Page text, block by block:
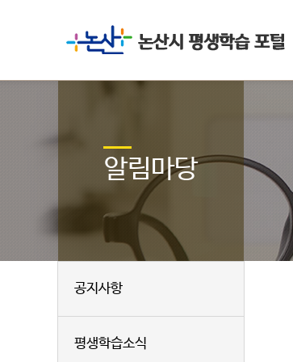
알림마당
공지사항
평생학습소식